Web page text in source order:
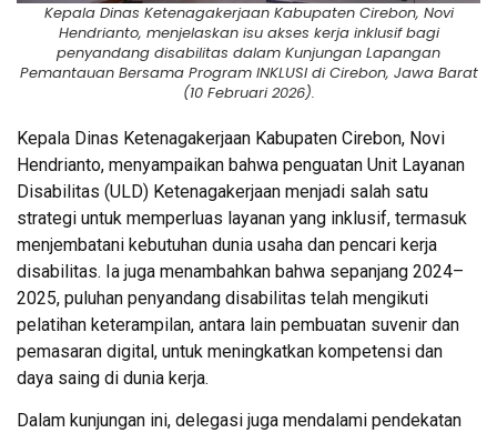
Kepala Dinas Ketenagakerjaan Kabupaten Cirebon, Novi
Hendrianto, menjelaskan isu akses kerja inklusif bagi
penyandang disabilitas dalam Kunjungan Lapangan
Pemantauan Bersama Program INKLUSI di Cirebon, Jawa Barat
(10 Februari 2026).
Kepala Dinas Ketenagakerjaan Kabupaten Cirebon, Novi
Hendrianto, menyampaikan bahwa penguatan Unit Layanan
Disabilitas (ULD) Ketenagakerjaan menjadi salah satu
strategi untuk memperluas layanan yang inklusif, termasuk
menjembatani kebutuhan dunia usaha dan pencari kerja
disabilitas. Ia juga menambahkan bahwa sepanjang 2024–
2025, puluhan penyandang disabilitas telah mengikuti
pelatihan keterampilan, antara lain pembuatan suvenir dan
pemasaran digital, untuk meningkatkan kompetensi dan
daya saing di dunia kerja.
Dalam kunjungan ini, delegasi juga mendalami pendekatan